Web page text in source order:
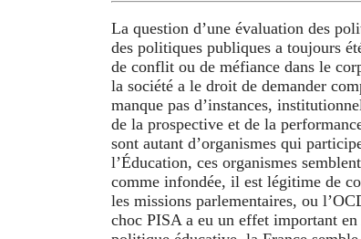
La question d’une évaluation des
des politiques publiques a toujours
de conflit ou de méfiance dans le
la société a le droit de demander
manque pas d’instances,
de la prospective et de la
sont autant d’organismes qui
l’Éducation, ces organismes
comme infondée, il est légitime de
les missions parlementaires, ou
choc PISA a eu un effet important